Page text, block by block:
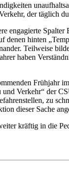
der täglich
engagierte
hinten
Teilweise
haben
Verkehr“ der
zu
dieser Sache
kräftig in die